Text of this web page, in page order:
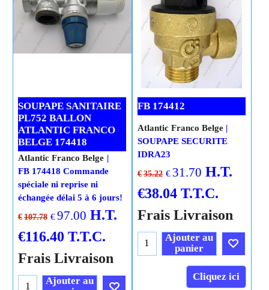
SOUPAPE SANITAIRE
PL752 BALLON
ATLANTIC FRANCO
BELGE 174418
€ 107.78 €97.00 H.T.
€116.40 T.T.C.
Frais Livraison
Atlantic Franco Belge
FB 174418 Commande
spéciale ni reprise ni
échangée délai 5 à 6 jours!
Ajouter au
FB 174412
€ 35.22 € 31.70 H.T.
€38.04 T.T.C.
Frais Livraison
Atlantic Franco Belge
SOUPAPE SECURITE
IDRA23
Ajouter au
panier
Cliquez ici